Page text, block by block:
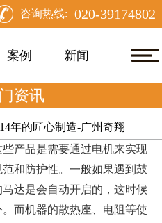
咨询热线: 020-39174802
案例 新闻
资讯
年的匠心制造-广州奇翔
产品是需要通过电机来实现
和防护性。一般如果遇到鼓
达是会自动开启的，这时候
而机器的散热座、电阻等使